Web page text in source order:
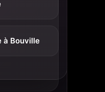
à Bouville